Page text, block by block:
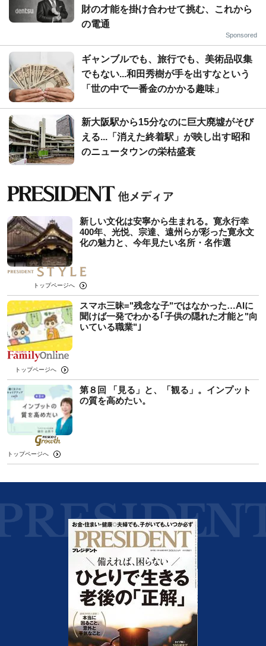
財の才能を掛け合わせて挑む、これから
の電通
Sponsored
ギャンブルでも、旅行でも、美術品収集
でもない...和田秀樹が手を出すなという
「世の中で一番金のかかる趣味」
新大阪駅から15分なのに巨大廃墟がそび
える...「消えた終着駅」が映し出す昭和
のニュータウンの栄枯盛衰
新しい文化は安寧から生まれる。寛永行幸
400年、光悦、宗達、遠州らが彩った寛永文
化の魅力と、今年見たい名所・名作選
トップページへ
スマホ三昧="残念な子"ではなかった…AIに
聞けば一発でわかる｢子供の隠れた才能と"向
いている職業"｣
トップページへ
第８回 「見る」と、「観る」。インプット
の質を高めたい。
トップページへ